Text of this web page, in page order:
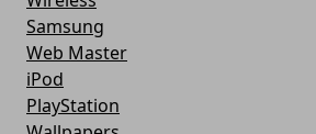
Samsung
Web Master
iPod
PlayStation